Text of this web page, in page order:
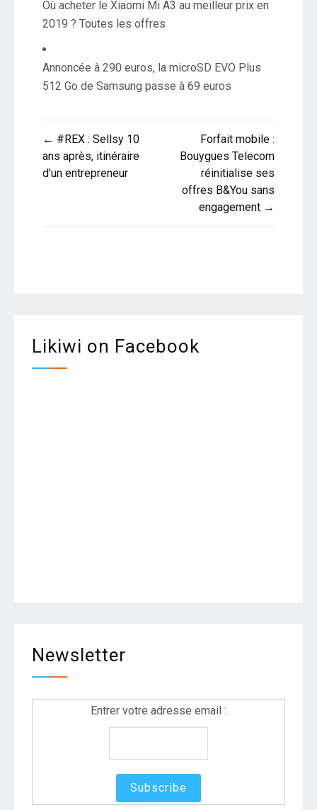
Où acheter le Xiaomi Mi A3 au meilleur prix en
2019 ? Toutes les offres
Annoncée à 290 euros, la microSD EVO Plus
512 Go de Samsung passe à 69 euros
Navigation
de
← #REX : Sellsy 10
ans après, itinéraire
d’un entrepreneur
Forfait mobile :
Bouygues Telecom
réinitialise ses
offres B&You sans
engagement →
Likiwi on Facebook
Newsletter
Entrer votre adresse email :